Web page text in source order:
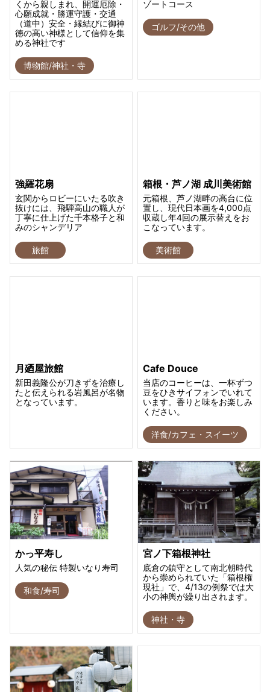
くから親しまれ、開運厄除・
心願成就・勝運守護・交通
（道中）安全・縁結びに御神
徳の高い神様として信仰を集
める神社です
博物館/神社・寺
ゾートコース
ゴルフ/その他
強羅花扇
玄関からロビーにいたる吹き
抜けには、飛騨高山の職人が
丁寧に仕上げた千本格子と和
みのシャンデリア
旅館
箱根・芦ノ湖 成川美術館
元箱根、芦ノ湖畔の高台に位
置し、現代日本画を4,000点
収蔵し年4回の展示替えをお
こなっています。
美術館
月廼屋旅館
新田義隆公が刀きずを治療し
たと伝えられる岩風呂が名物
となっています。
Cafe Douce
当店のコーヒーは、一杯ずつ
豆をひきサイフォンでいれて
います。香りと味をお楽しみ
ください。
洋食/カフェ・スイーツ
かっ平寿し
人気の秘伝 特製いなり寿司
和食/寿司
宮ノ下箱根神社
底倉の鎮守として南北朝時代
から崇められていた「箱根権
現社」で、4/13の例祭では大
小の神輿が繰り出されます。
神社・寺